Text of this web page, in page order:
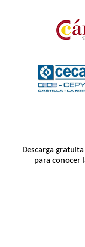
Descarga
para conocer